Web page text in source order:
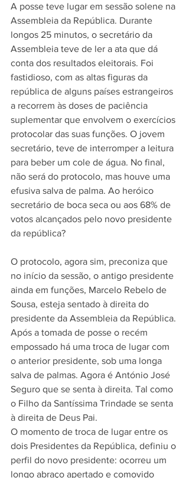
A posse teve lugar em sessão solene na
Assembleia da República. Durante
longos 25 minutos, o secretário da
Assembleia teve de ler a ata que dá
conta dos resultados eleitorais. Foi
fastidioso, com as altas figuras da
república de alguns países estrangeiros
a recorrem às doses de paciência
suplementar que envolvem o exercícios
protocolar das suas funções. O jovem
secretário, teve de interromper a leitura
para beber um cole de água. No final,
não será do protocolo, mas houve uma
efusiva salva de palma. Ao heróico
secretário de boca seca ou aos 68% de
votos alcançados pelo novo presidente
da república?
O protocolo, agora sim, preconiza que
no início da sessão, o antigo presidente
ainda em funções, Marcelo Rebelo de
Sousa, esteja sentado à direita do
presidente da Assembleia da República.
Após a tomada de posse o recém
empossado há uma troca de lugar com
o anterior presidente, sob uma longa
salva de palmas. Agora é António José
Seguro que se senta à direita. Tal como
o Filho da Santíssima Trindade se senta
à direita de Deus Pai.
O momento de troca de lugar entre os
dois Presidentes da República, definiu o
perfil do novo presidente: ocorreu um
longo abraço apertado e comovido